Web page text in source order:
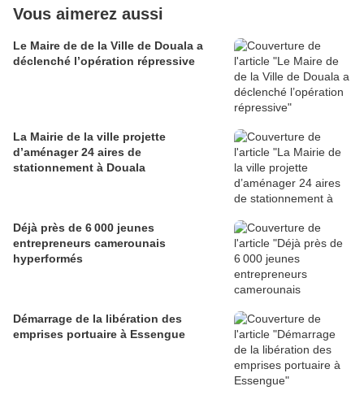
Vous aimerez aussi
Le Maire de de la Ville de Douala a
déclenché l’opération répressive
La Mairie de la ville projette
d’aménager 24 aires de
stationnement à Douala
Déjà près de 6 000 jeunes
entrepreneurs camerounais
hyperformés
Démarrage de la libération des
emprises portuaire à Essengue